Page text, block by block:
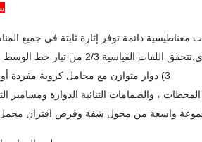
3) دوار متوازن مع محامل كروية مفردة أو اثنتين